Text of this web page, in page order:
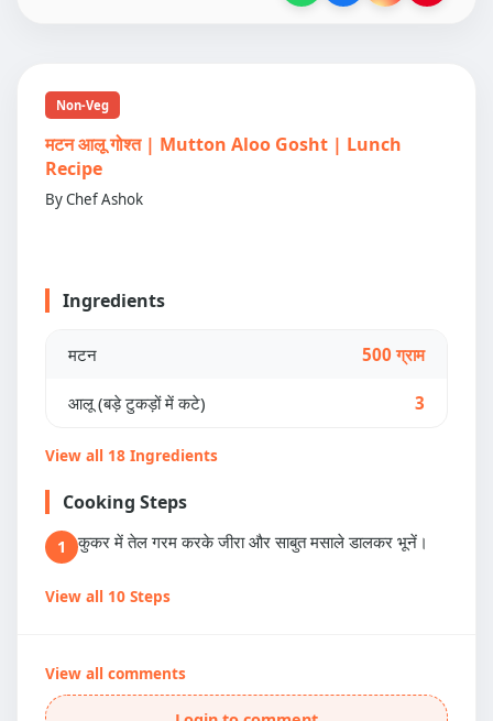
Non-Veg
मटन आलू गोश्त | Mutton Aloo Gosht | Lunch
Recipe
By Chef Ashok
Ingredients
मटन 500 ग्राम
आलू (बड़े टुकड़ों में कटे) 3
View all 18 Ingredients
Cooking Steps
1 कुकर में तेल गरम करके जीरा और साबुत मसाले डालकर भूनें।
View all 10 Steps
View all comments